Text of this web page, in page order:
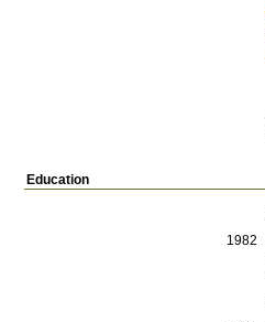
Education
1982